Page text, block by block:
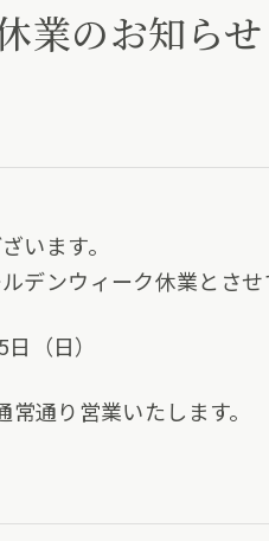
業のお知らせ
います。
デンウィーク休業とさせ
（日）
通り営業いたします。